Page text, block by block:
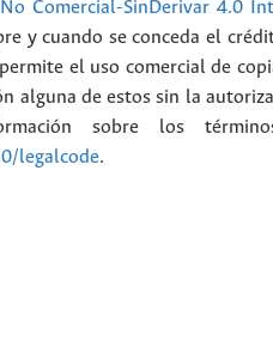
Comercial-SinDerivar 4.0
y cuando se conceda el
el uso comercial de
alguna de estos sin la
sobre los
legalcode.